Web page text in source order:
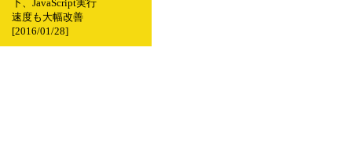
下、JavaScript実行
速度も大幅改善
[2016/01/28]